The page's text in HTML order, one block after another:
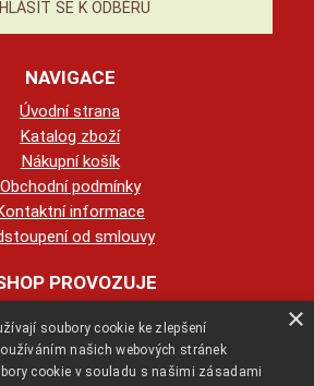
NAVIGACE
Úvodní strana
Katalog zboží
Nákupní košík
Obchodní podmínky
informace
od smlouvy
PROVOZUJE
123KRBY s.r.o.
×
soubory cookie ke zlepšení
našich webových stránek
cookie v souladu s našimi zásadami